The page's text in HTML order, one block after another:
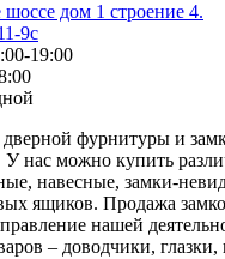
дом 1 строение 4.
9с
19:00
фурнитуры и
нас можно купить
навесные, замки-
ящиков. Продажа
нашей
– доводчики,